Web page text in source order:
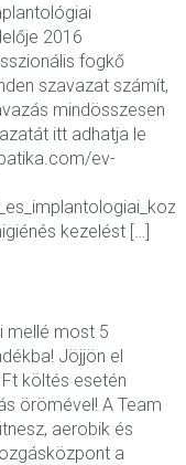
2016
fogkő
szavazat számít,
mindösszesen
itt adhatja le
ev-
kezelést […]
mellé most 5
Jöjjön el
költés esetén
örömével! A Team
aerobik és
a